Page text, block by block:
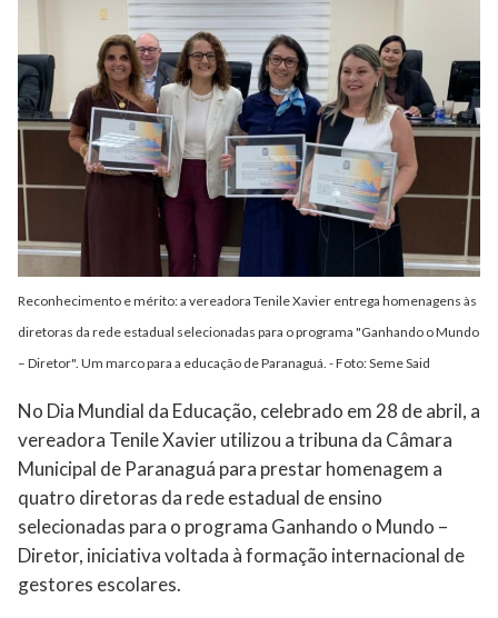
Reconhecimento e mérito: a vereadora Tenile Xavier entrega homenagens às
diretoras da rede estadual selecionadas para o programa "Ganhando o Mundo
– Diretor". Um marco para a educação de Paranaguá. - Foto: Seme Said
No Dia Mundial da Educação, celebrado em 28 de abril, a
vereadora Tenile Xavier utilizou a tribuna da Câmara
Municipal de Paranaguá para prestar homenagem a
quatro diretoras da rede estadual de ensino
selecionadas para o programa Ganhando o Mundo –
Diretor, iniciativa voltada à formação internacional de
gestores escolares.